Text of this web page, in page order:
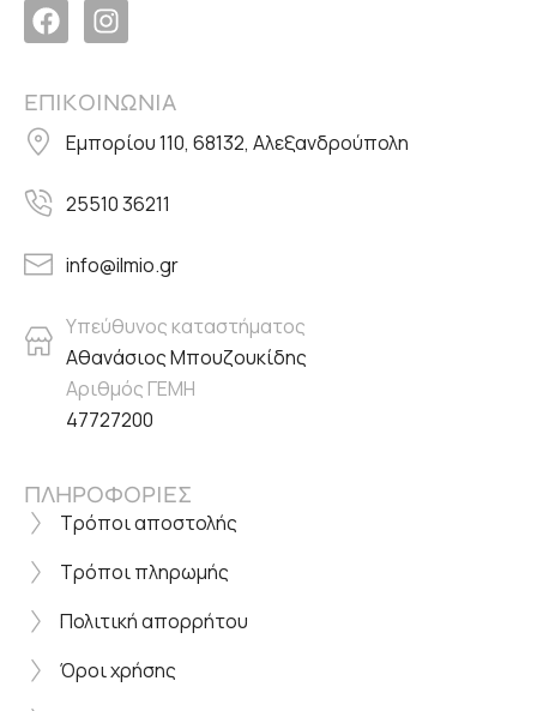
ΕΠΙΚΟΙΝΩΝΙΑ
Εμπορίου 110, 68132, Αλεξανδρούπολη
25510 36211
info@ilmio.gr
Υπεύθυνος καταστήματος
Αθανάσιος Μπουζουκίδης
Αριθμός ΓΕΜΗ
47727200
ΠΛΗΡΟΦΟΡΙΕΣ
Τρόποι αποστολής
Τρόποι πληρωμής
Πολιτική απορρήτου
Όροι χρήσης